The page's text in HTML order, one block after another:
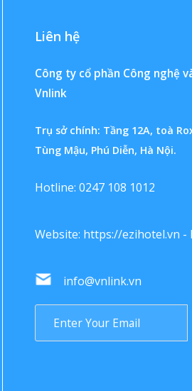
Liên hệ
Công ty cổ phần Công nghệ
Vnlink
Trụ sở chính: Tầng 12A, toà
Tùng Mậu, Phú Diễn, Hà Nội.
Hotline: 0247 108 1012
Website: https://ezihotel.vn -
info@vnlink.vn